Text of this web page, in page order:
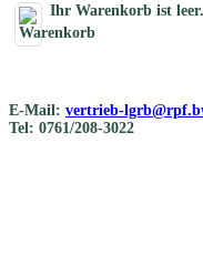
Ihr Warenkorb ist leer.
E-Mail: vertrieb-
Tel: 0761/208-3022